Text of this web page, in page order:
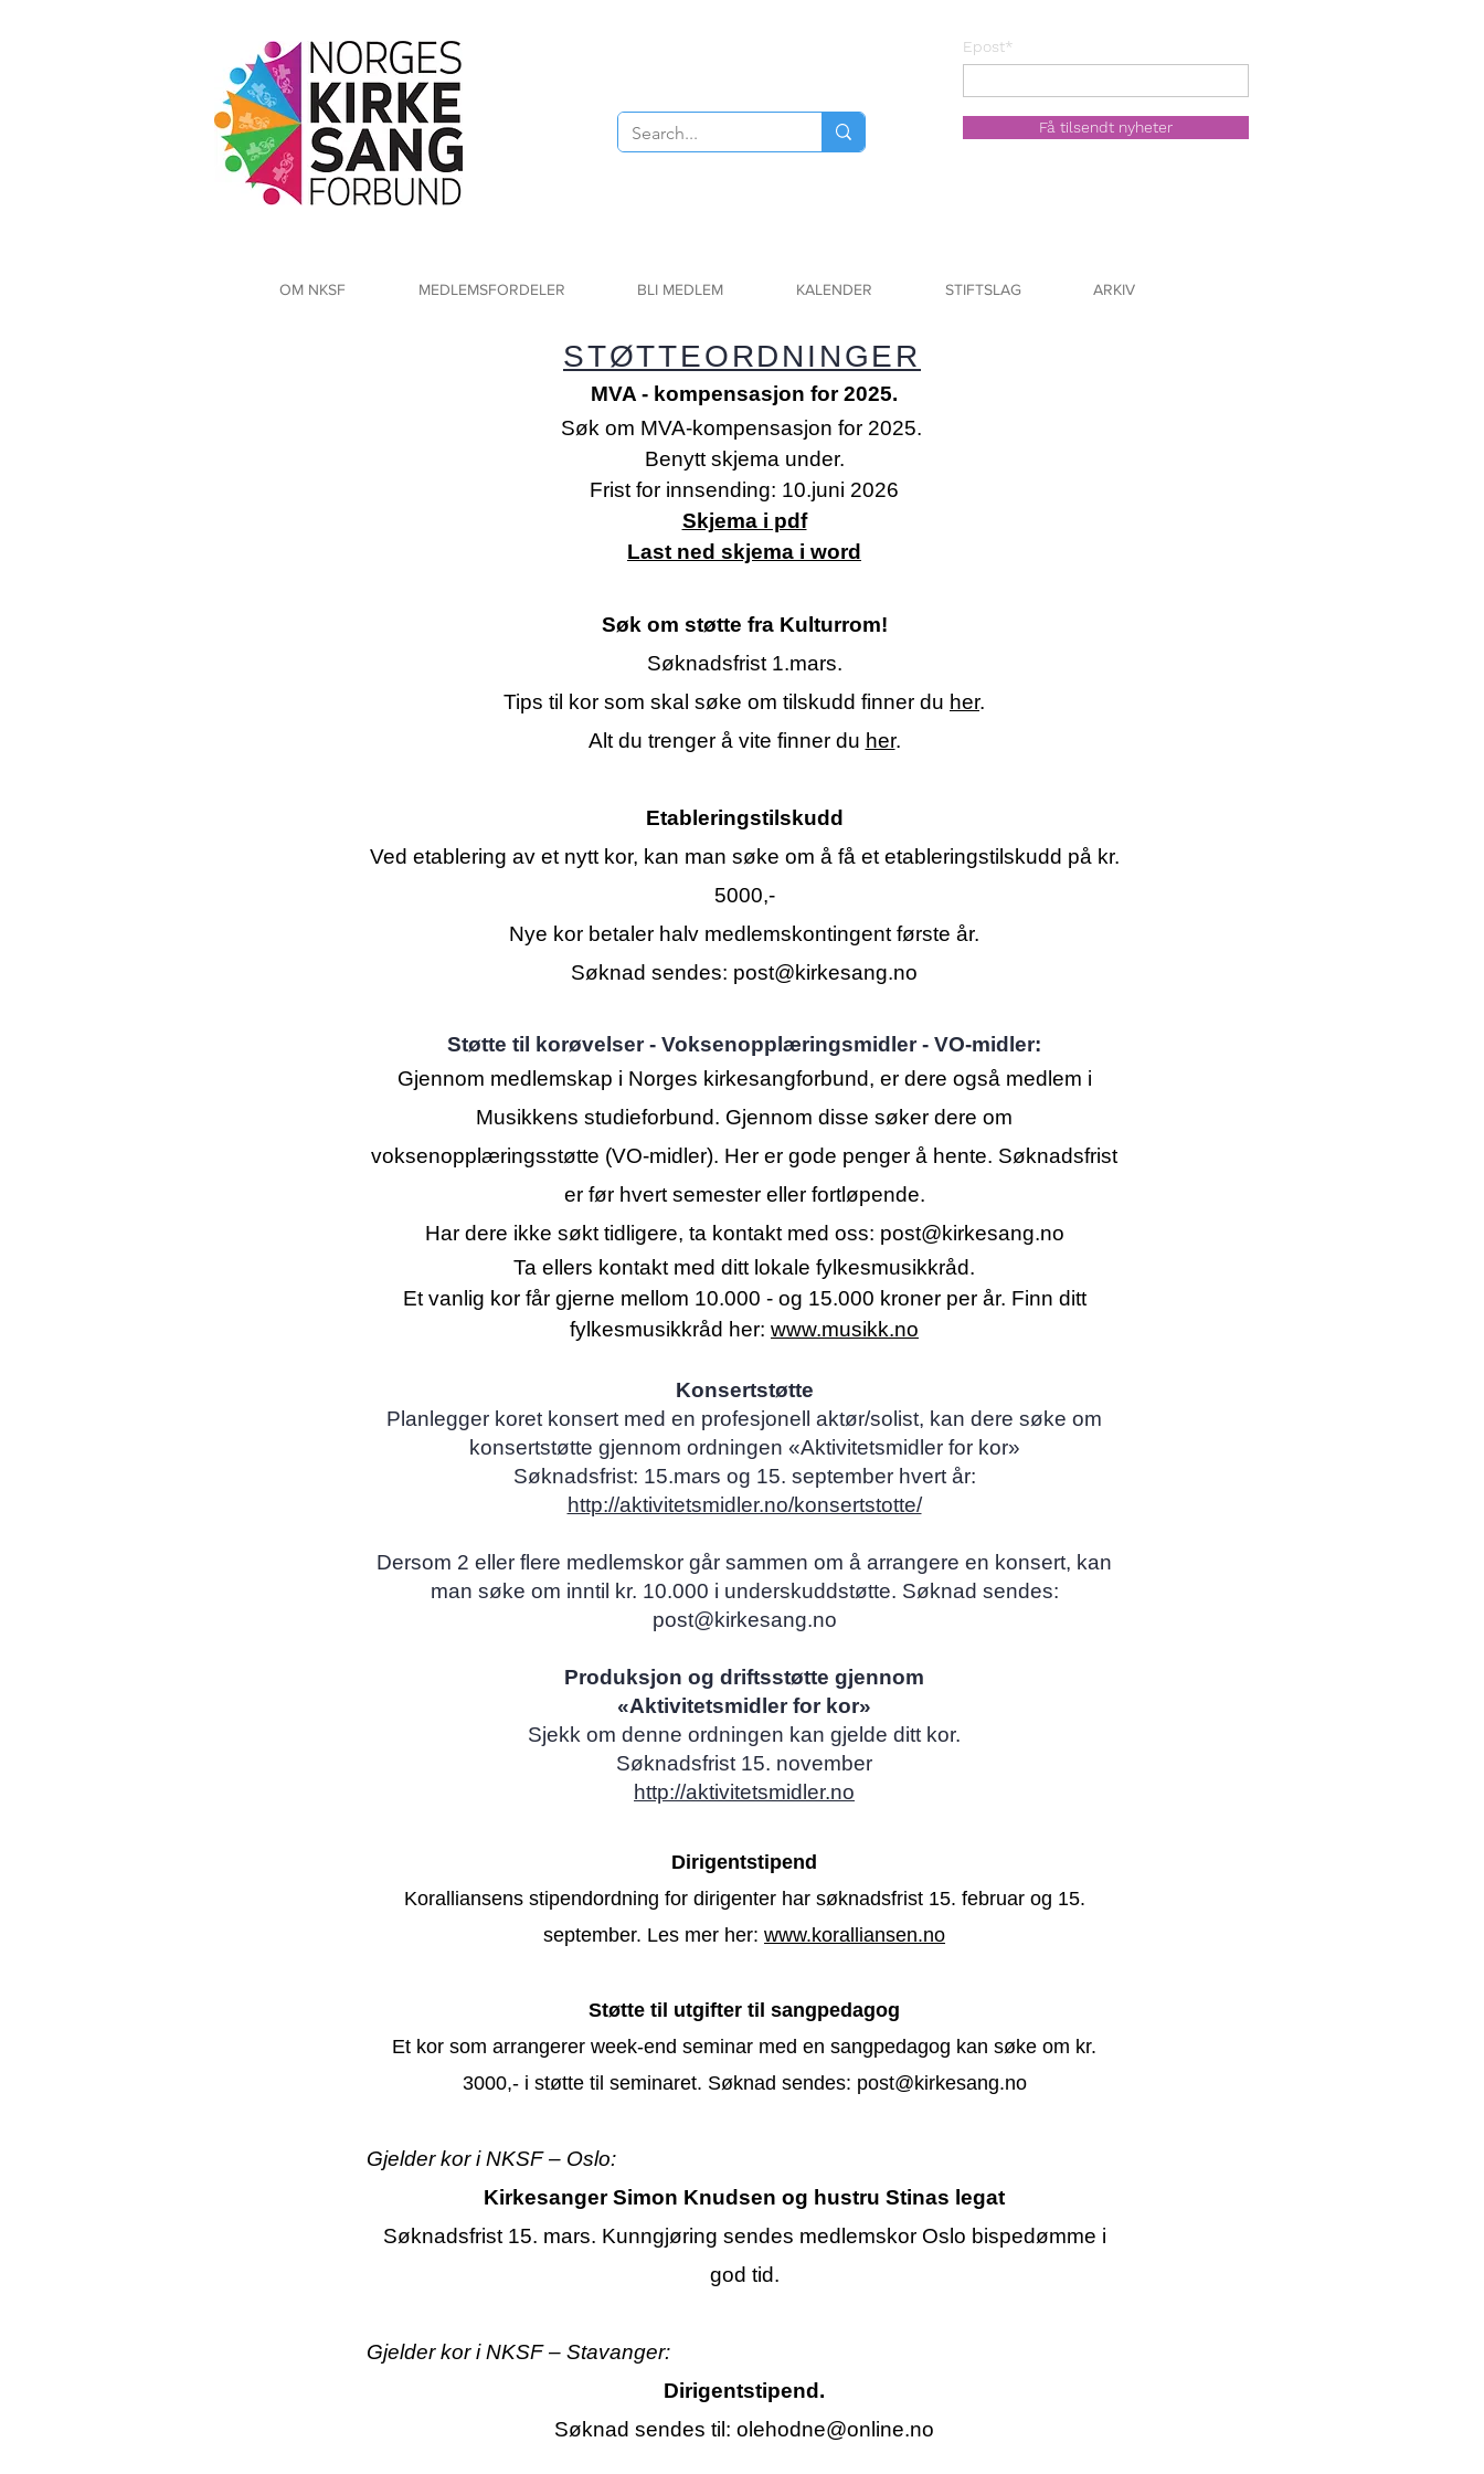
Epost*
Få tilsendt nyheter
OM NKSF MEDLEMSFORDELER BLI MEDLEM KALENDER STIFTSLAG ARKIV
STØTTEORDNINGER
MVA - kompensasjon for 2025.
Søk om MVA-kompensasjon for 2025.
Benytt skjema under.
Frist for innsending: 10.juni 2026
Skjema i pdf
Last ned skjema i word
Søk om støtte fra Kulturrom!
Søknadsfrist 1.mars.
Tips til kor som skal søke om tilskudd finner du her.
Alt du trenger å vite finner du her.
Etableringstilskudd
Ved etablering av et nytt kor, kan man søke om å få et etableringstilskudd på kr.
5000,-
Nye kor betaler halv medlemskontingent første år.
Søknad sendes: post@kirkesang.no
Støtte til korøvelser - Voksenopplæringsmidler - VO-midler:
Gjennom medlemskap i Norges kirkesangforbund, er dere også medlem i
Musikkens studieforbund. Gjennom disse søker dere om
voksenopplæringsstøtte (VO-midler). Her er gode penger å hente. Søknadsfrist
er før hvert semester eller fortløpende.
Har dere ikke søkt tidligere, ta kontakt med oss: post@kirkesang.no
Ta ellers kontakt med ditt lokale fylkesmusikkråd.
Et vanlig kor får gjerne mellom 10.000 - og 15.000 kroner per år. Finn ditt
fylkesmusikkråd her: www.musikk.no
Konsertstøtte
Planlegger koret konsert med en profesjonell aktør/solist, kan dere søke om
konsertstøtte gjennom ordningen «Aktivitetsmidler for kor»
Søknadsfrist: 15.mars og 15. september hvert år:
http://aktivitetsmidler.no/konsertstotte/
Dersom 2 eller flere medlemskor går sammen om å arrangere en konsert, kan
man søke om inntil kr. 10.000 i underskuddstøtte. Søknad sendes:
post@kirkesang.no
Produksjon og driftsstøtte gjennom
«Aktivitetsmidler for kor»
Sjekk om denne ordningen kan gjelde ditt kor.
Søknadsfrist 15. november
http://aktivitetsmidler.no
Dirigentstipend
Koralliansens stipendordning for dirigenter har søknadsfrist 15. februar og 15.
september. Les mer her: www.koralliansen.no
Støtte til utgifter til sangpedagog
Et kor som arrangerer week-end seminar med en sangpedagog kan søke om kr.
3000,- i støtte til seminaret. Søknad sendes: post@kirkesang.no
Gjelder kor i NKSF – Oslo:
Kirkesanger Simon Knudsen og hustru Stinas legat
Søknadsfrist 15. mars. Kunngjøring sendes medlemskor Oslo bispedømme i
god tid.
Gjelder kor i NKSF – Stavanger:
Dirigentstipend.
Søknad sendes til: olehodne@online.no